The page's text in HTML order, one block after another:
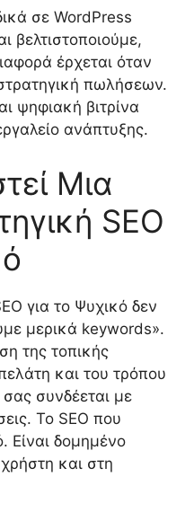
σε WordPress
βελτιστοποιούμε,
έρχεται όταν
πωλήσεων.
ψηφιακή βιτρίνα
ανάπτυξης.
Μια
SEO
για το Ψυχικό δεν
μερικά keywords».
της τοπικής
και του τρόπου
συνδέεται με
Το SEO που
Είναι δομημένο
και στη